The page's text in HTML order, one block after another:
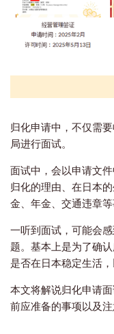
归化申请中，不仅需
局进行面试。
面试中，会以申请文
归化的理由、在日本
金、年金、交通违章等
一听到面试，可能会
题。 基本上是为了确
是否在日本稳定生活
本文将解说归化申请
前应准备的事项以及注